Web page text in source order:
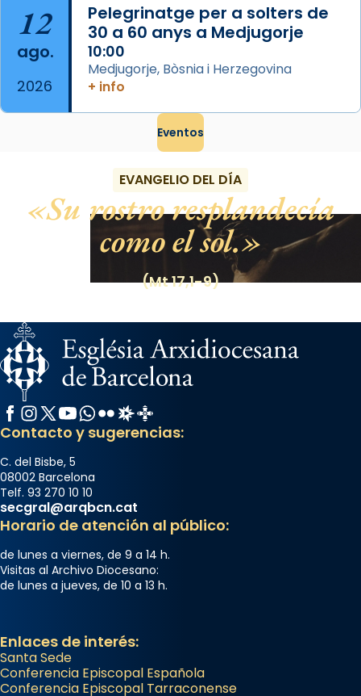
12
ago.
2026
Pelegrinatge per a solters de
30 a 60 anys a Medjugorje
10:00
Medjugorje, Bòsnia i Herzegovina
+ info
Eventos
EVANGELIO DEL DÍA
Su rostro resplandecía
como el sol.
(Mt 17,1-9)
Facebook
Instagram
X / Twitter
YouTube
WhatsApp
FlickrRadio Estel
Catalunya Cristiana
Contacto y sugerencias:
C. del Bisbe, 5
08002 Barcelona
Telf. 93 270 10 10
secgral@arqbcn.cat
Horario de atención al público:
de lunes a viernes, de 9 a 14 h.
Visitas al Archivo Diocesano:
de lunes a jueves, de 10 a 13 h.
Enlaces de interés:
Santa Sede
Conferencia Episcopal Española
Conferencia Episcopal Tarraconense